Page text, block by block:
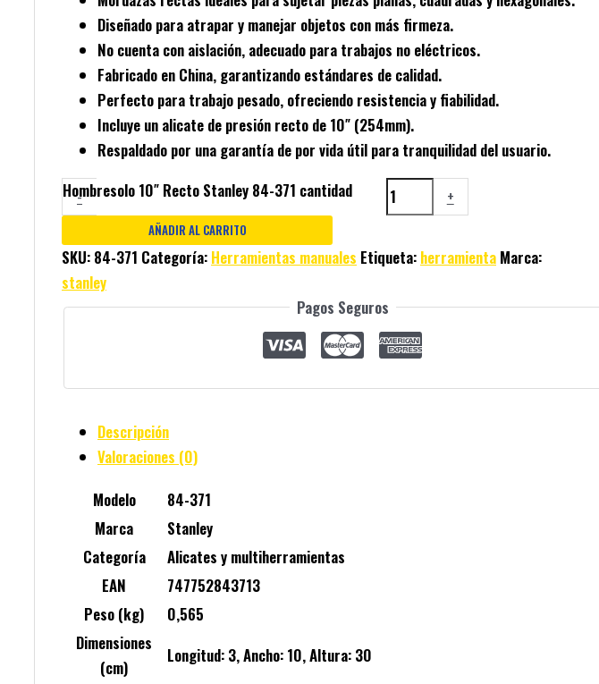
Diseñado para atrapar y manejar objetos con más firmeza.
No cuenta con aislación, adecuado para trabajos no eléctricos.
Fabricado en China, garantizando estándares de calidad.
Perfecto para trabajo pesado, ofreciendo resistencia y fiabilidad.
Incluye un alicate de presión recto de 10″ (254mm).
Respaldado por una garantía de por vida útil para tranquilidad del usuario.
-
Hombresolo 10″ Recto Stanley 84-371 cantidad +
AÑADIR AL CARRITO
SKU: 84-371 Categoría: Herramientas manuales Etiqueta: herramienta Marca:
stanley
Pagos Seguros
Descripción
Valoraciones (0)
Modelo
84-371
Marca
Stanley
Categoría
Alicates y multiherramientas
EAN
747752843713
Peso (kg)
0,565
Dimensiones
(cm)
Longitud: 3, Ancho: 10, Altura: 30